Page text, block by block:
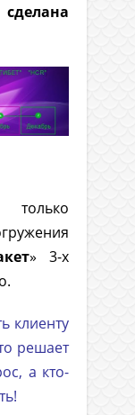
» 3-х
клиенту
решает
а кто-